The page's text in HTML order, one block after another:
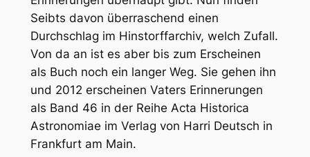
Seibts davon überraschend einen
Durchschlag im Hinstorffarchiv, welch Zufall.
Von da an ist es aber bis zum Erscheinen
als Buch noch ein langer Weg. Sie gehen ihn
und 2012 erscheinen Vaters Erinnerungen
als Band 46 in der Reihe Acta Historica
Astronomiae im Verlag von Harri Deutsch in
Frankfurt am Main.